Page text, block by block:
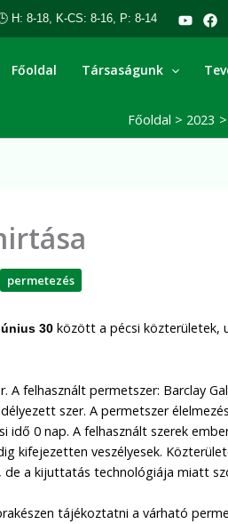
H: 8-18, K-CS: 8-16, P: 8-14
Főoldal Társaságunk
Főoldal 2023
permetezés
30 között a pécsi közterületek,
A felhasznált permetszer: Barclay
szer. A permetszer
idő 0 nap. A felhasznált szerek
kifejezetten veszélyesek.
a kijuttatás technológiája miatt
tájékoztatni a várható